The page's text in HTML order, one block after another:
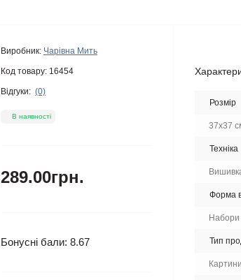
Виробник: Чарівна Мить
Код товару: 16454
Відгуки: (0)
В наявності
289.00грн.
Бонусні бали: 8.67
Розмір
37x37
Техніка
Форма
Набори
Тип
Картини